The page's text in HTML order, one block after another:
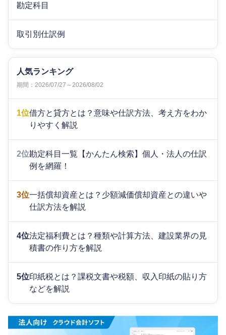
勘定科目
取引別仕訳例
人気ランキング
期間：2026/07/27～2026/08/02
1位借方と貸方とは？意味や仕訳方法、考え方をわか
りやすく解説
2位勘定科目一覧【かんたん検索】個人・法人の仕訳
例を網羅！
3位一括償却資産とは？少額減価償却資産との違いや
仕訳方法を解説
4位法定福利費とは？種類や計算方法、建設業界の見
積書の作り方を解説
5位印紙税とは？課税文書や税額、収入印紙の貼り方
などを解説